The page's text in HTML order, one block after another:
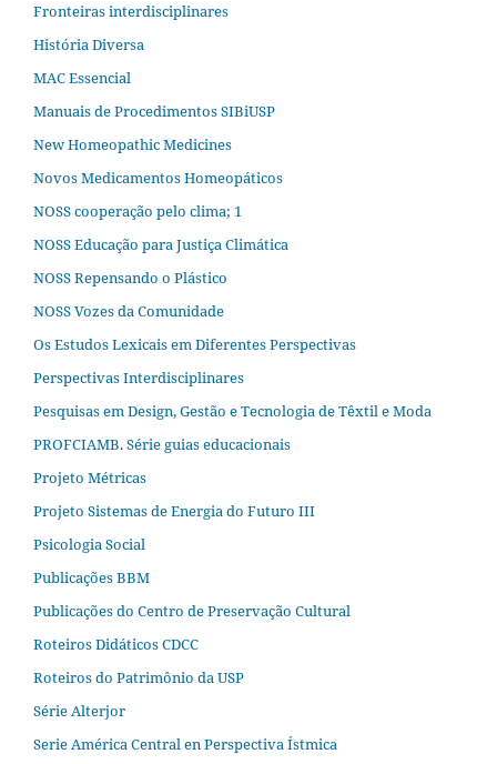
Fronteiras interdisciplinares
História Diversa
MAC Essencial
Manuais de Procedimentos SIBiUSP
New Homeopathic Medicines
Novos Medicamentos Homeopáticos
NOSS cooperação pelo clima; 1
NOSS Educação para Justiça Climática
NOSS Repensando o Plástico
NOSS Vozes da Comunidade
Os Estudos Lexicais em Diferentes Perspectivas
Perspectivas Interdisciplinares
Pesquisas em Design, Gestão e Tecnologia de Têxtil e Moda
PROFCIAMB. Série guias educacionais
Projeto Métricas
Projeto Sistemas de Energia do Futuro III
Psicologia Social
Publicações BBM
Publicações do Centro de Preservação Cultural
Roteiros Didáticos CDCC
Roteiros do Patrimônio da USP
Série Alterjor
Serie América Central en Perspectiva Ístmica